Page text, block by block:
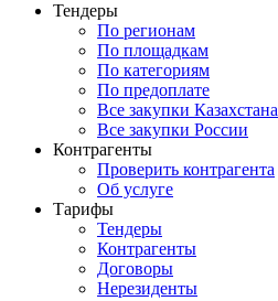
Тендеры
По регионам
По площадкам
По категориям
По предоплате
Все закупки Казахстана
Все закупки России
Контрагенты
Проверить контрагента
Об услуге
Тарифы
Тендеры
Контрагенты
Договоры
Нерезиденты